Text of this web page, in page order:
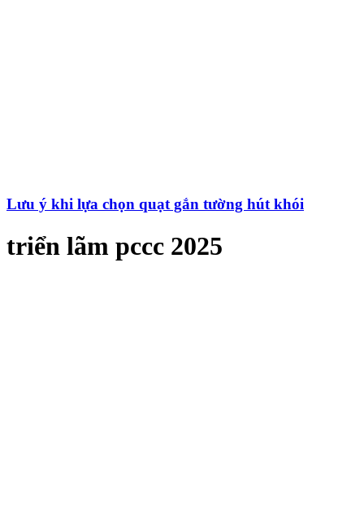
Lưu ý khi lựa chọn quạt gắn tường hút khói
triển lãm pccc 2025